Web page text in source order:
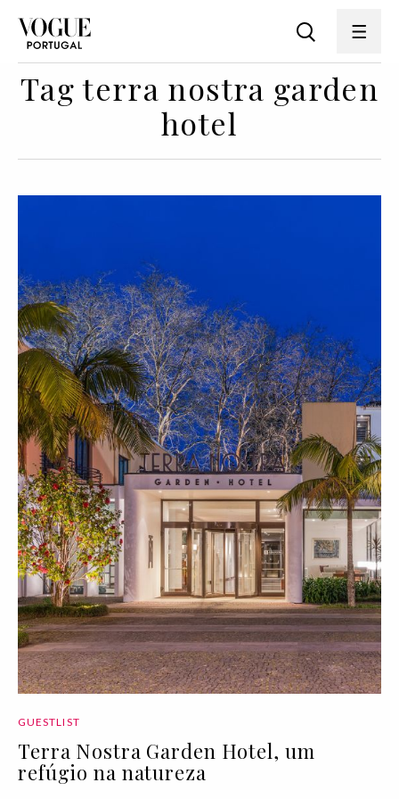
Tag terra nostra garden
hotel
GUESTLIST
Terra Nostra Garden Hotel, um
refúgio na natureza